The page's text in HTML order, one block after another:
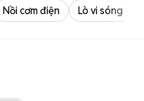
Nồi cơm điện Lò vi sóng